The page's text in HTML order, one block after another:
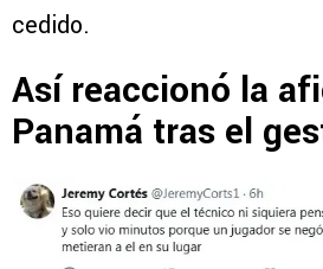
cedido.
Así reaccionó la
Panamá tras el